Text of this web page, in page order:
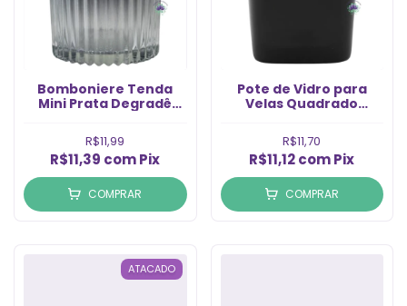
Bomboniere Tenda
Mini Prata Degradê
R$11,99
R$11,39 comPix
COMPRAR
Pote de Vidro para
Velas Quadrado
(1un)
R$11,70
R$11,12comPix
COMPRAR
ATACADO